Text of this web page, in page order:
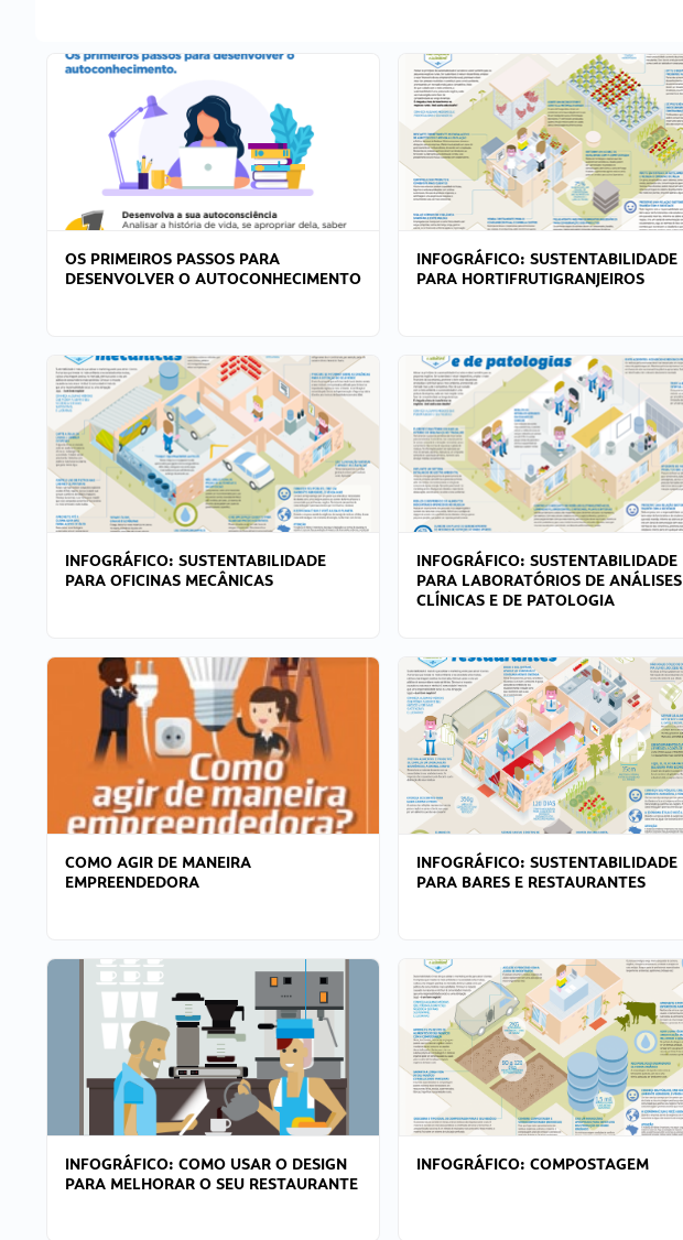
OS PRIMEIROS PASSOS PARA
DESENVOLVER O AUTOCONHECIMENTO
INFOGRÁFICO: SUSTENTABILIDADE
PARA HORTIFRUTIGRANJEIROS
INFOGRÁFICO: SUSTENTABILIDADE
PARA OFICINAS MECÂNICAS
INFOGRÁFICO: SUSTENTABILIDADE
PARA LABORATÓRIOS DE ANÁLISES
CLÍNICAS E DE PATOLOGIA
COMO AGIR DE MANEIRA
EMPREENDEDORA
INFOGRÁFICO: SUSTENTABILIDADE
PARA BARES E RESTAURANTES
INFOGRÁFICO: COMO USAR O DESIGN
PARA MELHORAR O SEU RESTAURANTE
INFOGRÁFICO: COMPOSTAGEM